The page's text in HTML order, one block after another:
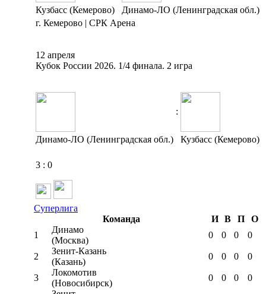
Кузбасс (Кемерово)
Динамо-ЛО (Ленинградская обл.)
г. Кемерово | СРК Арена
12 апреля
Кубок России 2026. 1/4 финала. 2 игра
:
Динамо-ЛО (Ленинградская обл.) Кузбасс (Кемерово)
3 : 0
Суперлига
Команда
И В П
О
1
Динамо
(Москва)
0 0 0 0
2
Зенит-Казань
(Казань)
0 0 0 0
3
Локомотив
(Новосибирск)
0 0 0 0